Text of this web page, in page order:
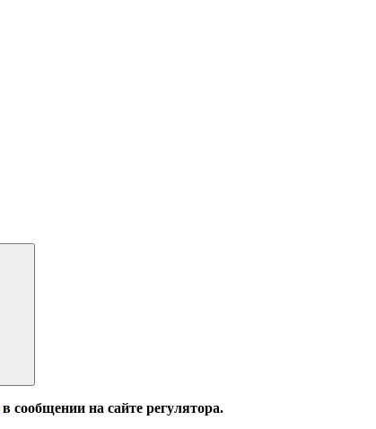
в сообщении на сайте регулятора.